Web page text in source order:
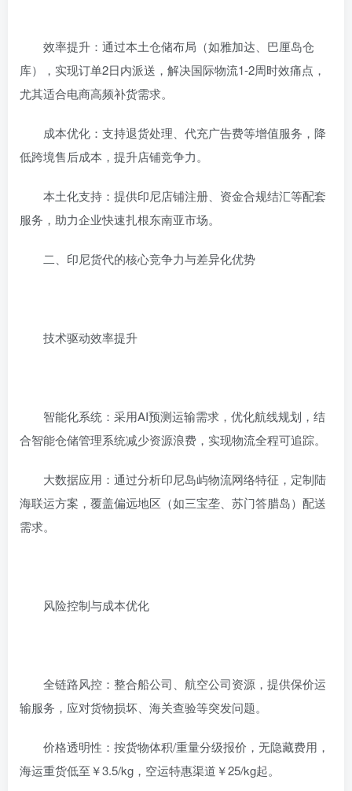
效率提升‌：通过本土仓储布局（如雅加达、巴厘岛仓
库），实现订单2日内派送，解决国际物流1-2周时效痛点，
尤其适合电商高频补货需求‌。
成本优化‌：支持退货处理、代充广告费等增值服务，降
低跨境售后成本，提升店铺竞争力‌。
本土化支持‌：提供印尼店铺注册、资金合规结汇等配套
服务，助力企业快速扎根东南亚市场‌。
二、印尼货代的核心竞争力与差异化优势
技术驱动效率提升‌
智能化系统‌：采用AI预测运输需求，优化航线规划，结
合智能仓储管理系统减少资源浪费，实现物流全程可追踪‌。
大数据应用‌：通过分析印尼岛屿物流网络特征，定制陆
海联运方案，覆盖偏远地区（如三宝垄、苏门答腊岛）配送
需求‌。
风险控制与成本优化‌
全链路风控‌：整合船公司、航空公司资源，提供保价运
输服务，应对货物损坏、海关查验等突发问题‌。
价格透明性‌：按货物体积/重量分级报价，无隐藏费用，
海运重货低至￥3.5/kg，空运特惠渠道￥25/kg起‌。